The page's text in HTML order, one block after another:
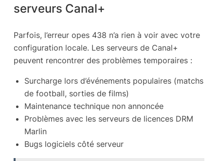
serveurs Canal+
Parfois, l’erreur opes 438 n’a rien à voir avec votre
configuration locale. Les serveurs de Canal+
peuvent rencontrer des problèmes temporaires :
Surcharge lors d’événements populaires (matchs
de football, sorties de films)
Maintenance technique non annoncée
Problèmes avec les serveurs de licences DRM
Marlin
Bugs logiciels côté serveur